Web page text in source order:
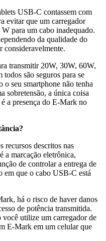
USB-C contassem com
evitar que um carregador
para um cabo inadequado.
da qualidade do
consideravelmente.
transmitir 20W, 30W, 60W,
todos são seguros para se
o seu smartphone não tenha
sobretensão, a única coisa
a presença do E-Mark no
recursos descritos nas
a marcação eletrônica,
de controlar a entrega de
em que o cabo USB-C está
há o risco de haver danos
de potência transmitida.
você utilize um carregador de
E-Mark em um celular que